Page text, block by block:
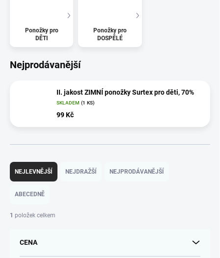
Ponožky pro
DĚTI
Ponožky pro
DOSPĚLÉ
Nejprodávanější
II. jakost ZIMNÍ ponožky Surtex pro děti, 70%
SKLADEM (1 KS)
99 Kč
Ř
z
í
NEJLEVNĚJŠÍ NEJDRAŽŠÍ NEJPRODÁVANĚJŠÍ
ABECEDNĚ
1 položek celkem
CENA